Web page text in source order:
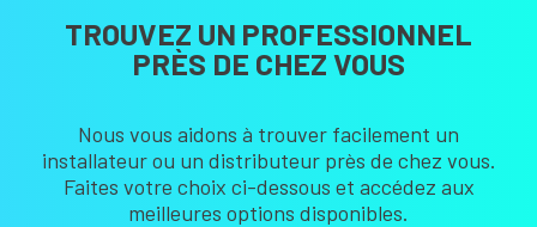
TROUVEZ UN PROFESSIONNEL
PRÈS DE CHEZ VOUS
Nous vous aidons à trouver facilement un
installateur ou un distributeur près de chez vous.
Faites votre choix ci-dessous et accédez aux
meilleures options disponibles.